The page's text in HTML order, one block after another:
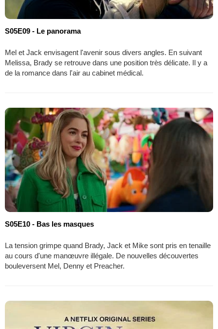
S05E09 - Le panorama
Mel et Jack envisagent l'avenir sous divers angles. En suivant
Melissa, Brady se retrouve dans une position très délicate. Il y a
de la romance dans l'air au cabinet médical.
S05E10 - Bas les masques
La tension grimpe quand Brady, Jack et Mike sont pris en tenaille
au cours d'une manœuvre illégale. De nouvelles découvertes
bouleversent Mel, Denny et Preacher.